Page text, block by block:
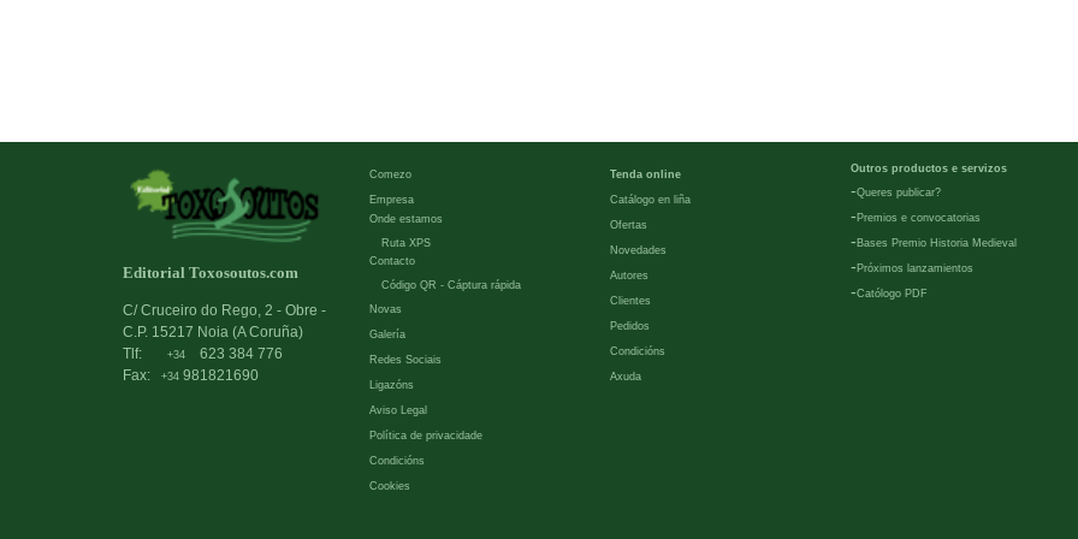
Editorial Toxosoutos.com
C/ Cruceiro do Rego, 2 - Obre -
C.P. 15217 Noia (A Coruña)
Tlf:
+34
623 384 776
Fax:
+34 981821690
Comezo
Empresa
Onde estamos
Ruta XPS
Contacto
Código QR - Cáptura rápida
Novas
Galería
Redes Sociais
Ligazóns
Aviso Legal
Política de privacidade
Condicións
Cookies
Tenda online
Catálogo en liña
Ofertas
Novedades
Autores
Clientes
Pedidos
Condicións
Axuda
Outros productos e servizos
-Queres publicar?
- Premios e convocatorias
- Bases Premio Historia Medieval
- Próximos lanzamientos
-Católogo PDF